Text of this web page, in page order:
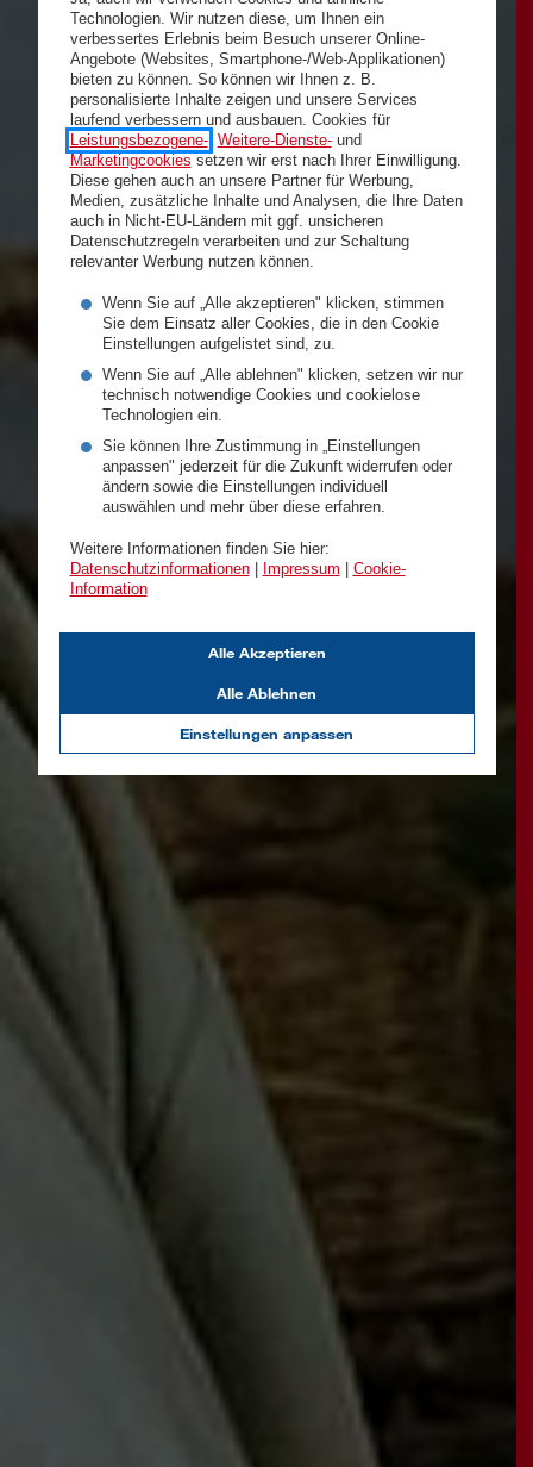
Technologien. Wir nutzen diese, um Ihnen ein
verbessertes Erlebnis beim Besuch unserer Online-
Angebote (Websites, Smartphone-/Web-Applikationen)
bieten zu können. So können wir Ihnen z. B.
personalisierte Inhalte zeigen und unsere Services
laufend verbessern und ausbauen. Cookies für
Leistungsbezogene-, Weitere-Dienste-und
Marketingcookies setzen wir erst nach Ihrer Einwilligung.
Diese gehen auch an unsere Partner für Werbung,
Medien, zusätzliche Inhalte und Analysen, die Ihre Daten
auch in Nicht-EU-Ländern mit ggf. unsicheren
Datenschutzregeln verarbeiten und zur Schaltung
relevanter Werbung nutzen können.
Wenn Sie auf „Alle akzeptieren" klicken, stimmen
Sie dem Einsatz aller Cookies, die in den Cookie
Einstellungen aufgelistet sind, zu.
Wenn Sie auf „Alle ablehnen" klicken, setzen wir nur
technisch notwendige Cookies und cookielose
Technologien ein.
Sie können Ihre Zustimmung in „Einstellungen
anpassen" jederzeit für die Zukunft widerrufen oder
ändern sowie die Einstellungen individuell
auswählen und mehr über diese erfahren.
Weitere Informationen finden Sie hier:
Datenschutzinformationen| Impressum
Cookie-
Information
Einstellungen anpassen
Alle Ablehnen
Alle Akzeptieren